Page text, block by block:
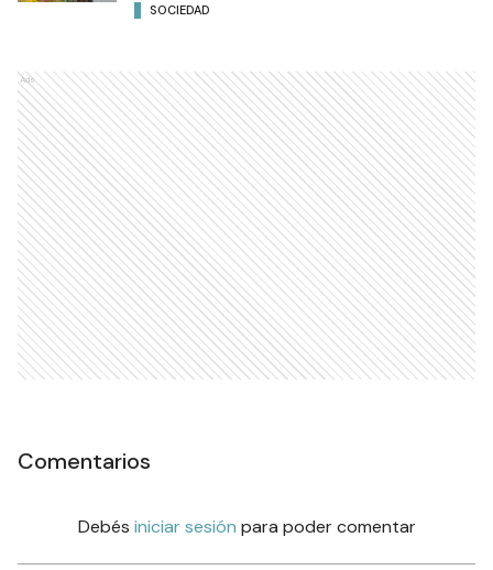
SOCIEDAD
Ads
Comentarios
Debés iniciar sesión para poder comentar